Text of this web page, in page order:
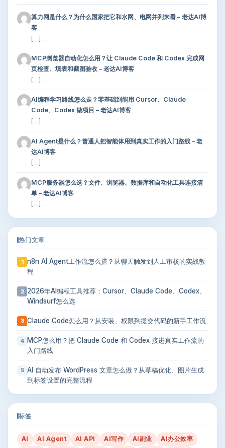
算力网是什么？为什么国家把它和水网、电网并列来看 – 老达AI博
客
[…] …
MCP浏览器自动化怎么用？让 Claude Code 和 Codex 完成网
页检查、填表和截图验收 – 老达AI博客
[…] …
AI编程学习路线怎么走？零基础到能用 Cursor、Claude
Code、Codex 做项目 – 老达AI博客
[…] …
AI Agent是什么？普通人把智能体用到真实工作的入门路线 – 老
达AI博客
[…] …
MCP服务器怎么选？文件、浏览器、数据库和自动化工具连接清
单 – 老达AI博客
[…] …
热门文章
1 n8n AI Agent工作流怎么搭？从聊天触发到人工审核的实战教
程
2 2026年AI编程工具推荐：Cursor、Claude Code、Codex、
Windsurf怎么选
3 Claude Code怎么用？从安装、权限到提交代码的新手工作流
4
MCP怎么用？把 Claude Code 和 Codex 接进真实工作流的
入门路线
5 AI 自动发布 WordPress 文章怎么做？从草稿优化、图片生成
到标签设置的完整流程
标签
AI AI Agent AI API AI写作 AI副业
AI办公效率